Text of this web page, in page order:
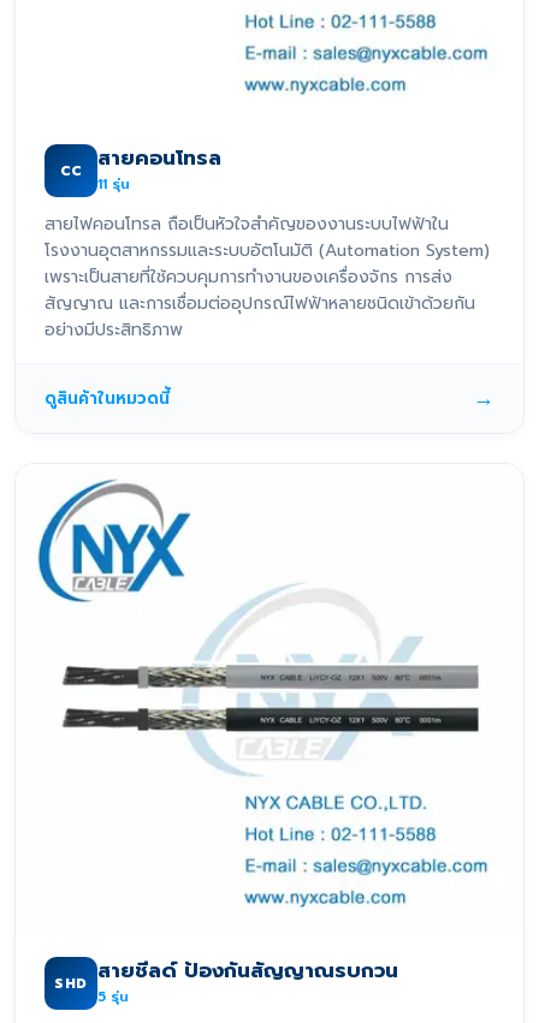
CC สายคอนโทรล
11 รุ่น
สายไฟคอนโทรล ถือเป็นหัวใจสำคัญของงานระบบไฟฟ้าใน
โรงงานอุตสาหกรรมและระบบอัตโนมัติ (Automation System)
เพราะเป็นสายที่ใช้ควบคุมการทำงานของเครื่องจักร การส่ง
สัญญาณ และการเชื่อมต่ออุปกรณ์ไฟฟ้าหลายชนิดเข้าด้วยกัน
อย่างมีประสิทธิภาพ
ดูสินค้าในหมวดนี้ →
SHD สายชีลด์ ป้องกันสัญญาณรบกวน
5 รุ่น